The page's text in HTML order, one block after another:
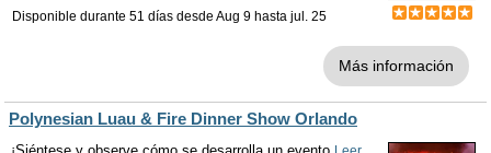
Disponible durante 51 días desde Aug 9 hasta jul. 25
Más información
Polynesian Luau & Fire Dinner Show Orlando